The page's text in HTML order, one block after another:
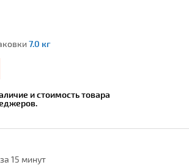
7.0 кг
и стоимость товара
15 минут